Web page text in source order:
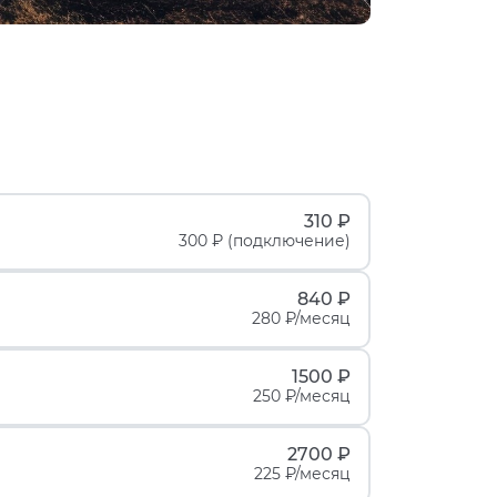
310 ₽
300 ₽ (подключение)
840 ₽
280 ₽/месяц
1500 ₽
250 ₽/месяц
2700 ₽
225 ₽/месяц